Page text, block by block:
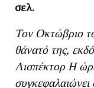
σελ.
Τον Οκτώβριο
θάνατό της,
Λισπέκτορ Η
συγκεφαλαιώνει